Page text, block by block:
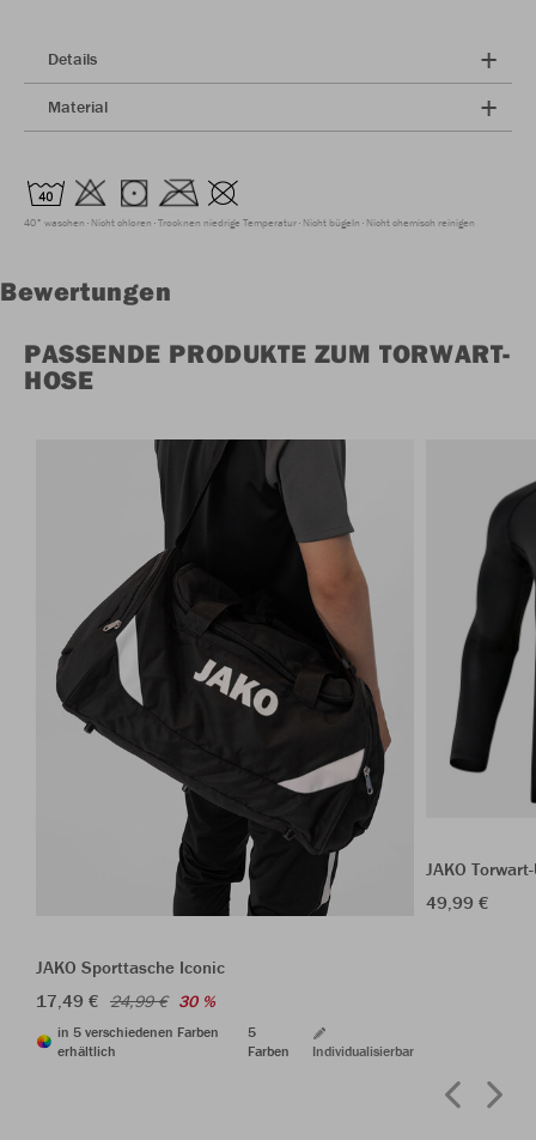
Details
Material
40° waschen Nicht chloren Trocknen niedrige Temperatur Nicht bügeln Nicht chemisch reinigen
Bewertungen
PASSENDE PRODUKTE ZUM TORWART-
HOSE
JAKO Sporttasche Iconic
17,49 € 24,99 € 30 %
in 5 verschiedenen Farben
erhältlich
5
Farben
Individualisierbar
JAKO
49,99 €